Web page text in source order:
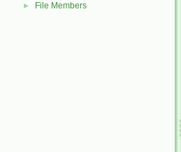
► File Members